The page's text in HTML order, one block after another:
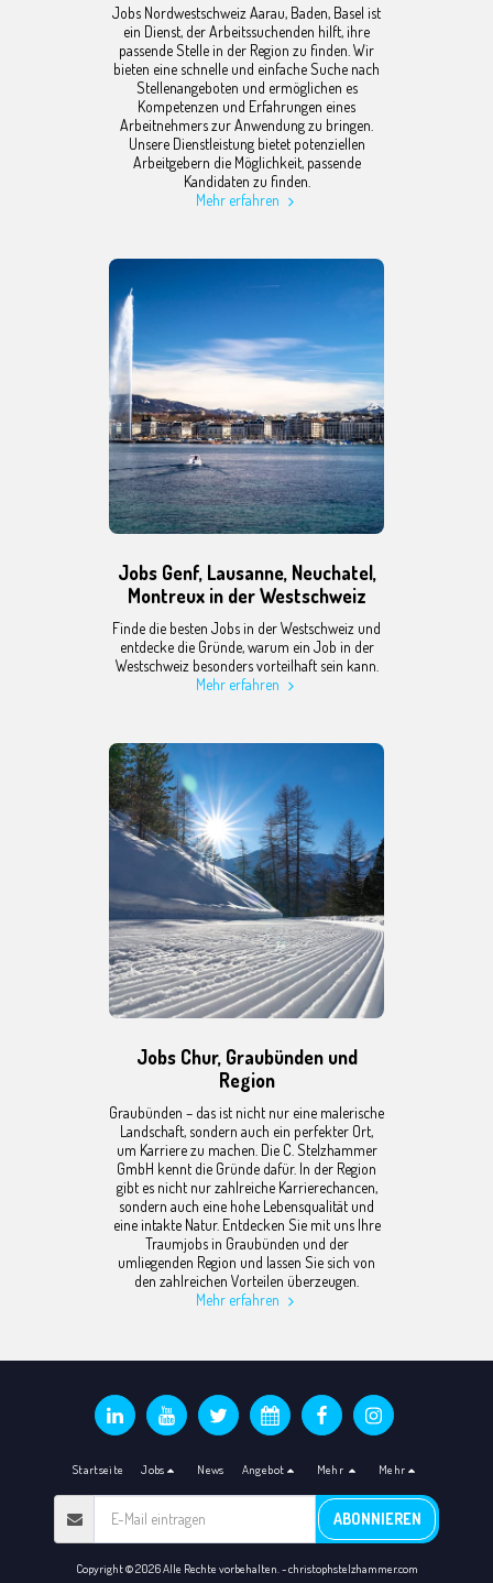
Jobs Nordwestschweiz Aarau, Baden, Basel ist
ein Dienst, der Arbeitssuchenden hilft, ihre
passende Stelle in der Region zu finden. Wir
bieten eine schnelle und einfache Suche nach
Stellenangeboten und ermöglichen es
Kompetenzen und Erfahrungen eines
Arbeitnehmers zur Anwendung zu bringen.
Unsere Dienstleistung bietet potenziellen
Arbeitgebern die Möglichkeit, passende
Kandidaten zu finden.
Mehr erfahren
Jobs Genf, Lausanne, Neuchatel,
Montreux in der Westschweiz
Finde die besten Jobs in der Westschweiz und
entdecke die Gründe, warum ein Job in der
Westschweiz besonders vorteilhaft sein kann.
Mehr erfahren
Jobs Chur, Graubünden und
Region
Graubünden – das ist nicht nur eine malerische
Landschaft, sondern auch ein perfekter Ort,
um Karriere zu machen. Die C. Stelzhammer
GmbH kennt die Gründe dafür. In der Region
gibt es nicht nur zahlreiche Karrierechancen,
sondern auch eine hohe Lebensqualität und
eine intakte Natur. Entdecken Sie mit uns Ihre
Traumjobs in Graubünden und der
umliegenden Region und lassen Sie sich von
den zahlreichen Vorteilen überzeugen.
Mehr erfahren
Startseite Jobs News Angebot Mehr Mehr
ABONNIEREN
Copyright © 2026 Alle Rechte vorbehalten. -christophstelzhammer.com